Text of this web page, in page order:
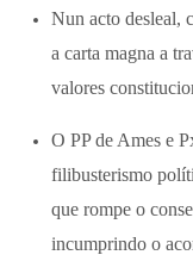
Nun acto desleal,
a carta magna a
valores
O PP de Ames e
filibusterismo
que rompe o
incumprindo o